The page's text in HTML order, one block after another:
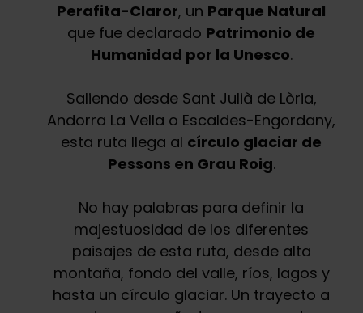
Perafita-Claror, un Parque Natural
que fue declarado Patrimonio de
Humanidad por la Unesco.
Saliendo desde Sant Julià de Lòria,
Andorra La Vella o Escaldes-Engordany,
esta ruta llega al círculo glaciar de
Pessons en Grau Roig.
No hay palabras para definir la
majestuosidad de los diferentes
paisajes de esta ruta, desde alta
montaña, fondo del valle, ríos, lagos y
hasta un círculo glaciar. Un trayecto a